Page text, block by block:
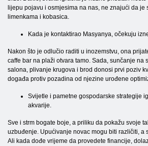
lijepu pojavu i osmjesima na nas, ne znajući da je
limenkama i kobasica.
Kada je kontaktirao Masyanya, očekuju
Nakon što je odlučio raditi u inozemstvu, ona
caffe bar na plaži otvara tamo. Sada, sunčanje na
salona, ​​plivanje krugova i brod donosi prvi poziv
događa protiv pozadina od njezine urođene
Svijetle i pametne gospodarske strategije
akvarije.
Sve i strm bogate boje, a priliku da pokažu svoje
uzbuđenje. Upućivanje novac mogu biti različiti, a
Ali kada dođe vrijeme da provedete financije,